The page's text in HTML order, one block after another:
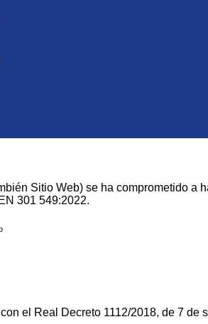
Sitio Web) se ha comprometido a
301 549:2022.
el Real Decreto 1112/2018, de 7